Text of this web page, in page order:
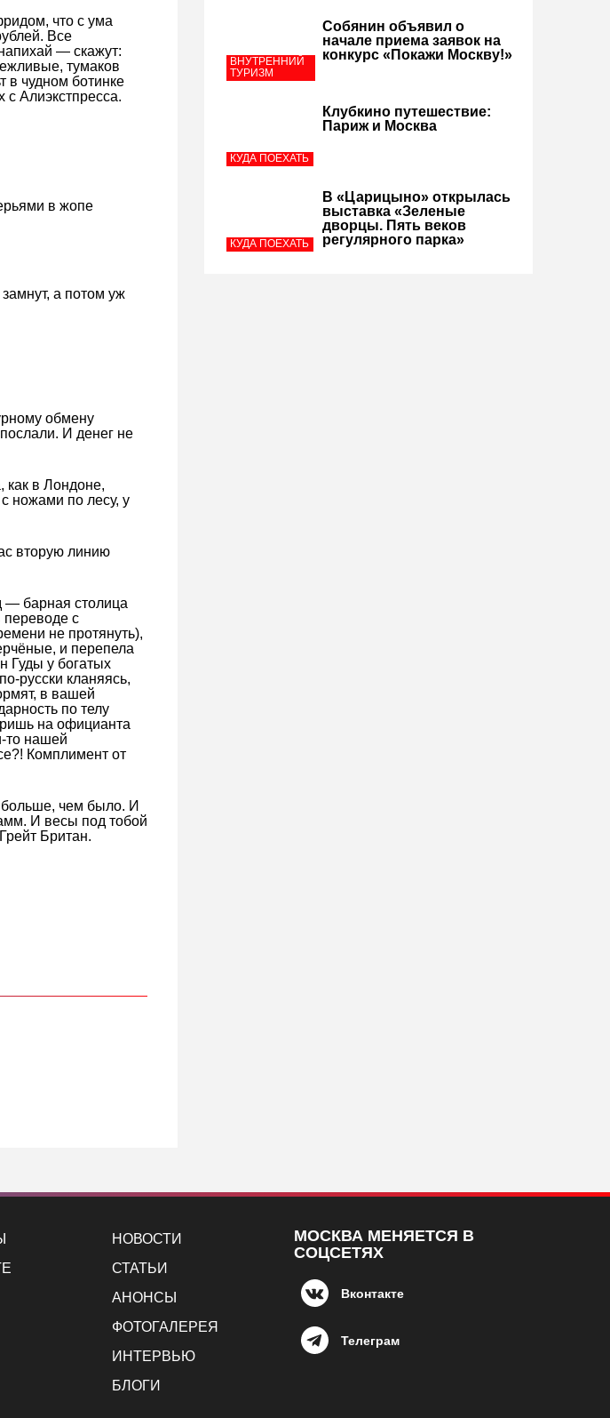
что с ума
Все
— скажут:
тумаков
в чудном ботинке
с Алиэкстпресса.
в жопе
замнут, а потом уж
обмену
И денег не
как в Лондоне,
ножами по лесу, у
вторую линию
— барная столица
переводе с
не протянуть),
и перепела
Гуды у богатых
русски кланяясь,
в вашей
по телу
на официанта
то нашей
Комплимент от
больше, чем было. И
И весы под тобой
Британ.
ВНУТРЕННИЙ
ТУРИЗМ
Собянин объявил о
начале приема заявок на
конкурс «Покажи Москву!»
КУДА ПОЕХАТЬ
Клубкино путешествие:
Париж и Москва
КУДА ПОЕХАТЬ
В «Царицыно» открылась
выставка «Зеленые
дворцы. Пять веков
регулярного парка»
НОВОСТИ
СТАТЬИ
АНОНСЫ
ФОТОГАЛЕРЕЯ
ИНТЕРВЬЮ
БЛОГИ
МОСКВА МЕНЯЕТСЯ В
СОЦСЕТЯХ
Вконтакте
Телеграм